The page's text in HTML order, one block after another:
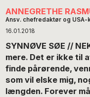
ANNEGRETHE
Ansv. chefredaktør og
16.01.2018
SYNNØVE SØE //
mere. Det er ikke til
finde pårørende,
som vil elske mig,
længden. Forever